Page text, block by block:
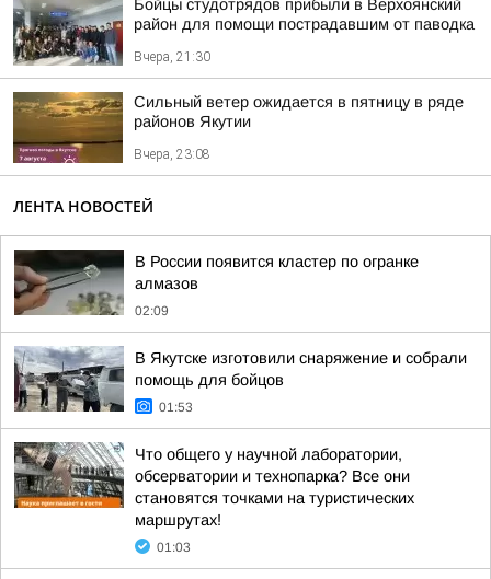
Бойцы студотрядов прибыли в Верхоянский
район для помощи пострадавшим от паводка
Вчера, 21:30
Сильный ветер ожидается в пятницу в ряде
районов Якутии
Вчера, 23:08
ЛЕНТА НОВОСТЕЙ
В России появится кластер по огранке
алмазов
02:09
В Якутске изготовили снаряжение и собрали
помощь для бойцов
01:53
Что общего у научной лаборатории,
обсерватории и технопарка? Все они
становятся точками на туристических
маршрутах!
01:03